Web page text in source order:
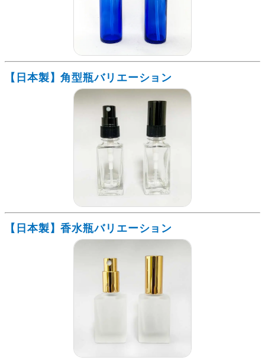
【日本製】角型瓶バリエーション
【日本製】香水瓶バリエーション